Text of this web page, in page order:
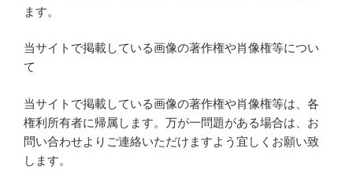
ます。
当サイトで掲載している画像の著作権や肖像権等につい
て
当サイトで掲載している画像の著作権や肖像権等は、各
権利所有者に帰属します。万が一問題がある場合は、お
問い合わせよりご連絡いただけますよう宜しくお願い致
します。